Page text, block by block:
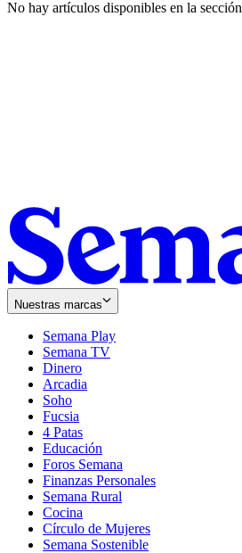
No hay artículos disponibles en la sección
Nuestras marcas
Semana Play
Semana TV
Dinero
Arcadia
Soho
in
new
window
Fucsia
in
new
window
4 Patas
Educación
Foros Semana
Finanzas Personales
Semana Rural
Cocina
Círculo de Mujeres
Semana Sostenible